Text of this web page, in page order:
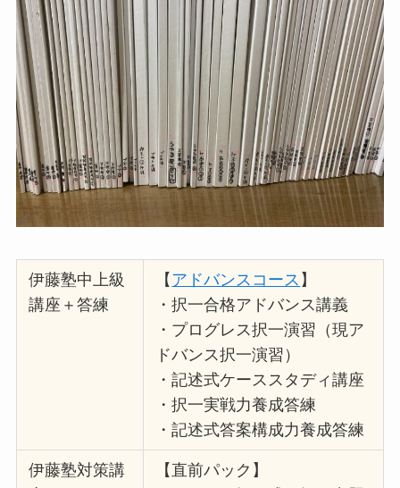
伊藤塾中上級
講座＋答練
【 アドバンスコース 】
・択一合格アドバンス講義
・プログレス択一演習（現ア
ドバンス択一演習）
・記述式ケーススタディ講座
・択一実戦力養成答練
・記述式答案構成力養成答練
伊藤塾対策講
【直前パック】